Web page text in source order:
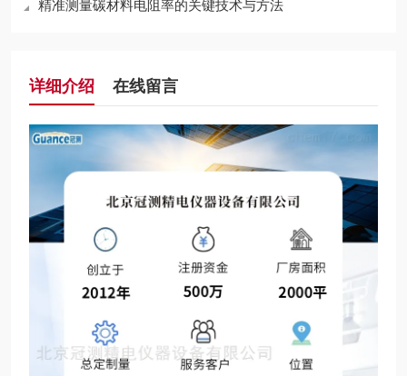
精准测量碳材料电阻率的关键技术与方法
详细介绍 在线留言